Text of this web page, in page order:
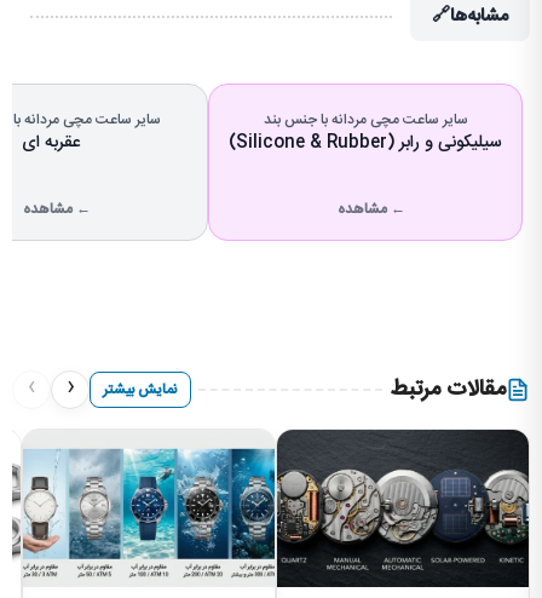
مشابه‌ها🔗
سایر ساعت مچی مردانه با جنس بند
سیلیکونی و رابر (Silicone & Rubber)
← مشاهده
سایر ساعت مچی مردانه
عقربه ای
← مشاهده
مقالات مرتبط نمایش بیشتر ‹
›